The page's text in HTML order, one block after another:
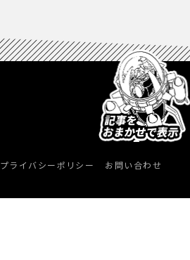
プライバシーポリシー お問い合わせ